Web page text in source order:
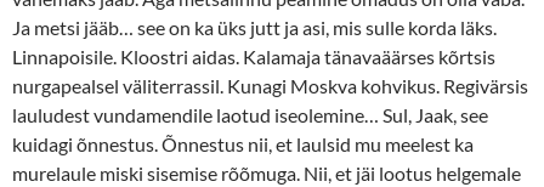
Ja metsi jääb… see on ka üks jutt ja asi, mis sulle korda läks.
Linnapoisile. Kloostri aidas. Kalamaja tänavaäärses kõrtsis
nurgapealsel väliterrassil. Kunagi Moskva kohvikus. Regivärsis
lauludest vundamendile laotud iseolemine… Sul, Jaak, see
kuidagi õnnestus. Õnnestus nii, et laulsid mu meelest ka
murelaule miski sisemise rõõmuga. Nii, et jäi lootus helgemale